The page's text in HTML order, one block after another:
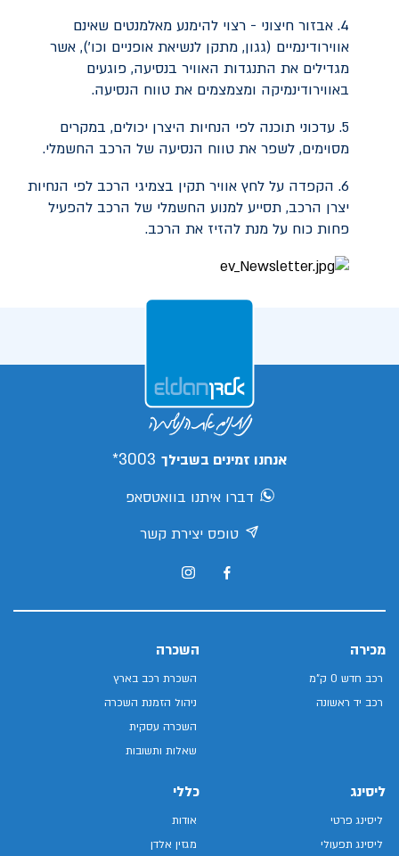
4. אבזור חיצוני - רצוי להימנע מאלמנטים שאינם
אווירודינמיים (גגון, מתקן לנשיאת אופניים וכו'), אשר
מגדילים את התנגדות האוויר בנסיעה, פוגעים
באווירודינמיקה ומצמצמים את טווח הנסיעה.
5. עדכוני תוכנה לפי הנחיות היצרן יכולים, במקרים
מסוימים, לשפר את טווח הנסיעה של הרכב החשמלי.
6. הקפדה על לחץ אוויר תקין בצמיגי הרכב לפי הנחיות
יצרן הרכב, תסייע למנוע החשמלי של הרכב להפעיל
פחות כוח על מנת להזיז את הרכב.
אנחנו זמינים בשבילך 3003*
דברו איתנו בוואטסאפ
טופס יצירת קשר
מכירה
רכב חדש 0 ק"מ
רכב יד ראשונה
השכרה
השכרת רכב בארץ
ניהול הזמנת השכרה
השכרה עסקית
שאלות ותשובות
ליסינג
ליסינג פרטי
ליסינג תפעולי
כללי
אודות
מגזין אלדן